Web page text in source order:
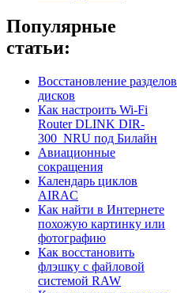
Популярные
статьи:
Восстановление разделов
дисков
Как настроить Wi-Fi
Router DLINK DIR-
300_NRU под Билайн
Авиационные
сокращения
Календарь циклов
AIRAC
Как найти в Интернете
похожую картинку или
фотографию
Как восстановить
флэшку с файловой
системой RAW